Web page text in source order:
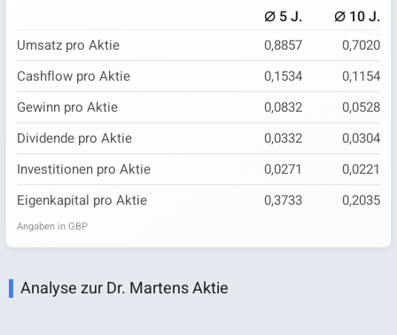
⌀ 5 J. ⌀ 10 J.
Umsatz pro Aktie 0,8857
0,7020
Cashflow pro Aktie
0,1534
0,1154
Gewinn pro Aktie
0,0832
0,0528
Dividende pro Aktie
0,0332
0,0304
Investitionen pro Aktie
0,0271
0,0221
Eigenkapital pro Aktie
0,3733 0,2035
Angaben in GBP
Analyse zur Dr. Martens Aktie